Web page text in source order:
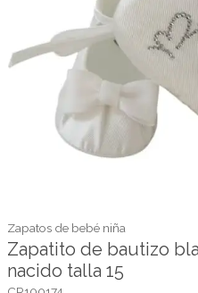
Zapatos de bebé niña
Zapatito de bautizo
nacido talla 15